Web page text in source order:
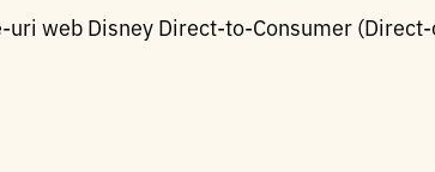
web Disney Direct-to-Consumer